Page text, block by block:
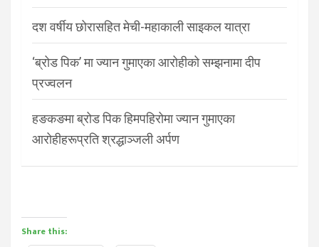
दश वर्षीय छोरासहित मेची-महाकाली साइकल यात्रा
‘ब्रोड पिक’ मा ज्यान गुमाएका आरोहीको सम्झनामा दीप
प्रज्वलन
हङकङमा ब्रोड पिक हिमपहिरोमा ज्यान गुमाएका
आरोहीहरूप्रति श्रद्धाञ्जली अर्पण
Share this: